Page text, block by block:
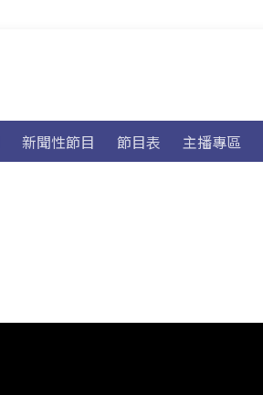
新聞性節目 節目表 主播專區